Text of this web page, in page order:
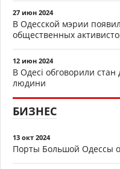
27 июн 2024
В Одесской мэрии
общественных
12 июн 2024
В Одесі обговорили
людини
БИЗНЕС
13 окт 2024
Порты Большой Одессы